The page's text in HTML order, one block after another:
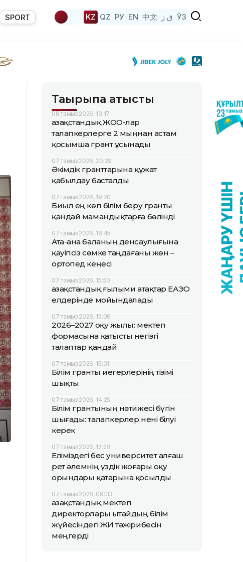
SPORT KZ QZ РУ EN 中文 ق ز ЎЗ
Тақырыпқа қатысты
08 тамыз 2026, 13:17
Қазақстандық ЖОО-лар
талапкерлерге 2 мыңнан астам
қосымша грант ұсынады
07 тамыз 2026, 20:29
Әкімдік гранттарына құжат
қабылдау басталды
07 тамыз 2026, 19:20
Биыл ең көп білім беру гранты
қандай мамандықтарға бөлінді
07 тамыз 2026, 16:45
Ата-ана баланың денсаулығына
қауіпсіз сөмке таңдағаны жөн –
ортопед кеңесі
07 тамыз 2026, 15:50
Қазақстандық ғылыми атақтар ЕАЭО
елдерінде мойындалады
07 тамыз 2026, 15:06
2026–2027 оқу жылы: мектеп
формасына қатысты негізгі
талаптар қандай
07 тамыз 2026, 15:01
Білім гранты иегерлерінің тізімі
шықты
07 тамыз 2026, 14:25
Білім грантының нәтижесі бүгін
шығады: талапкерлер нені білуі
керек
07 тамыз 2026, 12:28
Еліміздегі бес университет алғаш
рет әлемнің үздік жоғары оқу
орындары қатарына қосылды
07 тамыз 2026, 09:33
Қазақстандық мектеп
директорлары Қытайдың білім
жүйесіндегі ЖИ тәжірибесін
меңгерді